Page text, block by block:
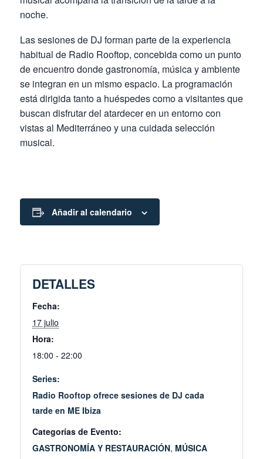
noche.
Las sesiones de DJ forman parte de la experiencia
habitual de Radio Rooftop, concebida como un punto
de encuentro donde gastronomía, música y ambiente
se integran en un mismo espacio. La programación
está dirigida tanto a huéspedes como a visitantes que
buscan disfrutar del atardecer en un entorno con
vistas al Mediterráneo y una cuidada selección
musical.
Añadir al calendario
DETALLES
Fecha:
17 julio
Hora:
18:00 - 22:00
Series:
Radio Rooftop ofrece sesiones de DJ cada
tarde en ME Ibiza
Categorías de Evento:
GASTRONOMÍA Y RESTAURACIÓN, MÚSICA